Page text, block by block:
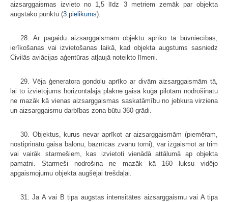
aizsarggaismas izvieto no 1,5 līdz 3 metriem zemāk par objekta
augstāko punktu (3.pielikums).
28. Ar pagaidu aizsarggaismām objektu aprīko tā būvniecības,
ierīkošanas vai izvietošanas laikā, kad objekta augstums sasniedz
Civilās aviācijas aģentūras atļaujā noteikto līmeni.
29. Vēja ģeneratora gondolu aprīko ar divām aizsarggaismām tā,
lai to izvietojums horizontālajā plaknē gaisa kuģa pilotam nodrošinātu
ne mazāk kā vienas aizsarggaismas saskatāmību no jebkura virziena
un aizsarggaismu darbības zona būtu 360 grādi.
30. Objektus, kurus nevar aprīkot ar aizsarggaismām (piemēram,
nostiprinātu gaisa balonu, baznīcas zvanu torni), var izgaismot ar trim
vai vairāk starmešiem, kas izvietoti vienādā attālumā ap objekta
pamatni. Starmeši nodrošina ne mazāk kā 160 luksu vidējo
apgaismojumu objekta augšējai trešdaļai.
31. Ja A vai B tipa augstas intensitātes aizsarggaismu vai A tipa